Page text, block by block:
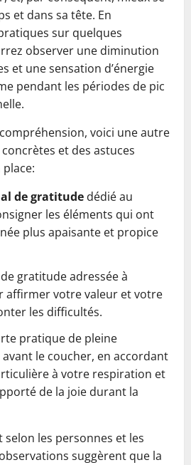
et dans sa tête. En
sur quelques
observer une diminution
et une sensation d’énergie
pendant les périodes de pic
voici une autre
et des astuces
de gratitude dédié au
les éléments qui ont
plus apaisante et propice
gratitude adressée à
affirmer votre valeur et votre
les difficultés.
pratique de pleine
le coucher, en accordant
à votre respiration et
de la joie durant la
selon les personnes et les
suggèrent que la